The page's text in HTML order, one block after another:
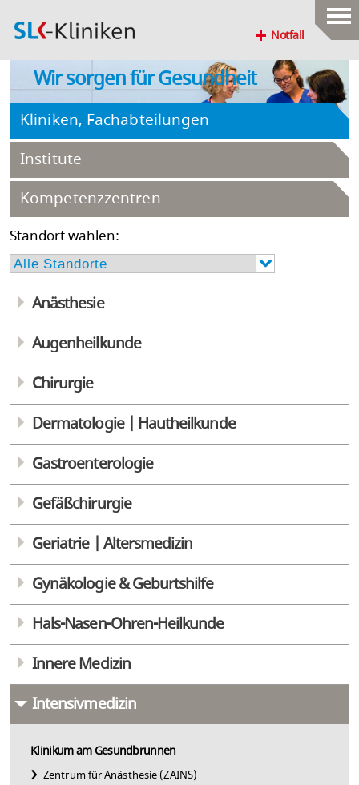
Notfall
Wir sorgen für Gesundheit
Kliniken, Fachabteilungen
Institute
Kompetenzzentren
Standort wählen:
Anästhesie
Augenheilkunde
Chirurgie
Dermatologie | Hautheilkunde
Gastroenterologie
Gefäßchirurgie
Geriatrie | Altersmedizin
Gynäkologie & Geburtshilfe
Hals-Nasen-Ohren-Heilkunde
Innere Medizin
Intensivmedizin
Klinikum am Gesundbrunnen
Zentrum für Anästhesie (ZAINS)